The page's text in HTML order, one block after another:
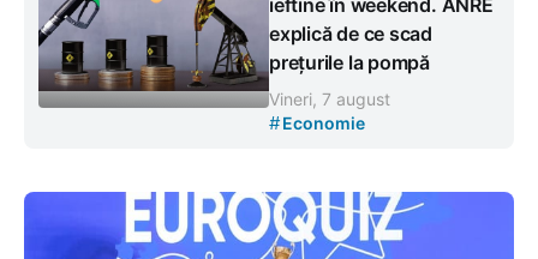
explică de ce scad
prețurile la pompă
Vineri, 7 august
#Economie